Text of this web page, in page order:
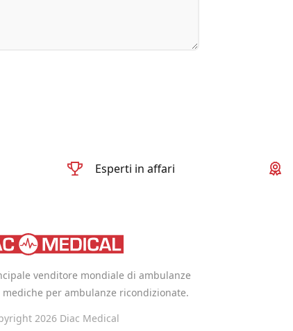
Esperti in affari
venditore mondiale di ambulanze
per ambulanze ricondizionate.
2026 Diac Medical